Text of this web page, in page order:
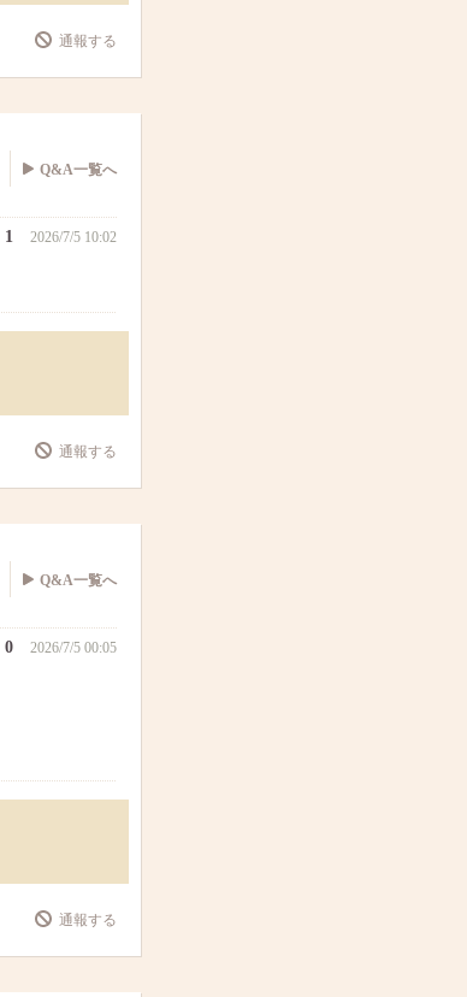
通報する
Q&A一覧へ
1 2026/7/5 10:02
通報する
Q&A一覧へ
0 2026/7/5 00:05
通報する